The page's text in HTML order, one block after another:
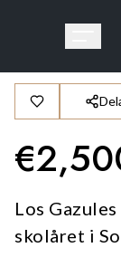
€
Los
skolåret i